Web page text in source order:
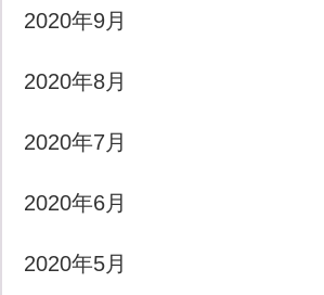
2020年9月
2020年8月
2020年7月
2020年6月
2020年5月